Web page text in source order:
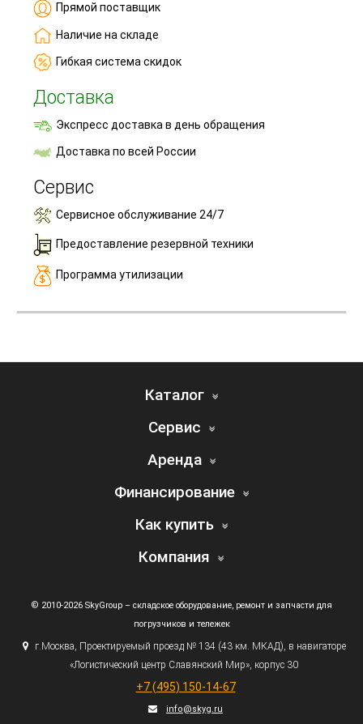
Прямой поставщик
Наличие на складе
Гибкая система скидок
Доставка
Экспресс доставка в день обращения
Доставка по всей России
Сервис
Сервисное обслуживание 24/7
Предоставление резервной техники
Программа утилизации
Каталог
Сервис
Аренда
Финансирование
Как купить
Компания
© 2010-2026 SkyGroup – складское оборудование, ремонт и запчасти для
погрузчиков и тележек
г. Москва, Проектируемый проезд № 134 (43км. МКАД), в навигаторе
«Логистический центр Славянский Мир», корпус 30
+7 (495) 150-14-67
info@skyg.ru